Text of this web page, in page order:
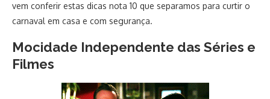
vem conferir estas dicas nota 10 que separamos para curtir o
carnaval em casa e com segurança.
Mocidade Independente das Séries e
Filmes